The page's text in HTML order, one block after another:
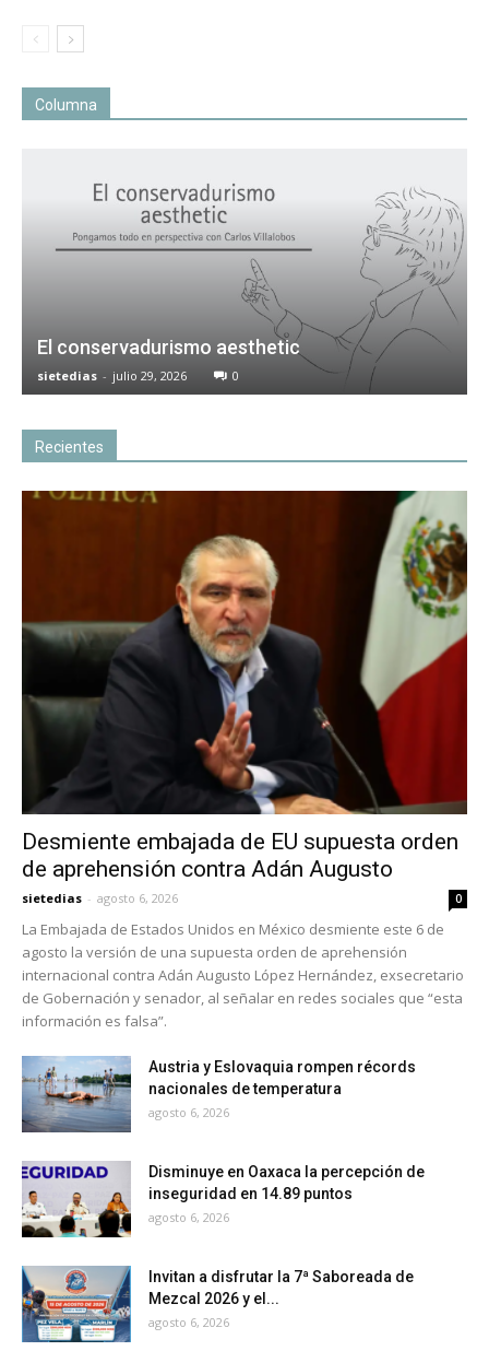
Columna
El conservadurismo aesthetic
sietedias - julio 29, 2026 0
Recientes
Desmiente embajada de EU supuesta orden
de aprehensión contra Adán Augusto
sietedias - agosto 6, 2026 0
La Embajada de Estados Unidos en México desmiente este 6 de
agosto la versión de una supuesta orden de aprehensión
internacional contra Adán Augusto López Hernández, exsecretario
de Gobernación y senador, al señalar en redes sociales que “esta
información es falsa”.
Austria y Eslovaquia rompen récords
nacionales de temperatura
agosto 6, 2026
Disminuye en Oaxaca la percepción de
inseguridad en 14.89 puntos
agosto 6, 2026
Invitan a disfrutar la 7ª Saboreada de
Mezcal 2026 y el...
agosto 6, 2026